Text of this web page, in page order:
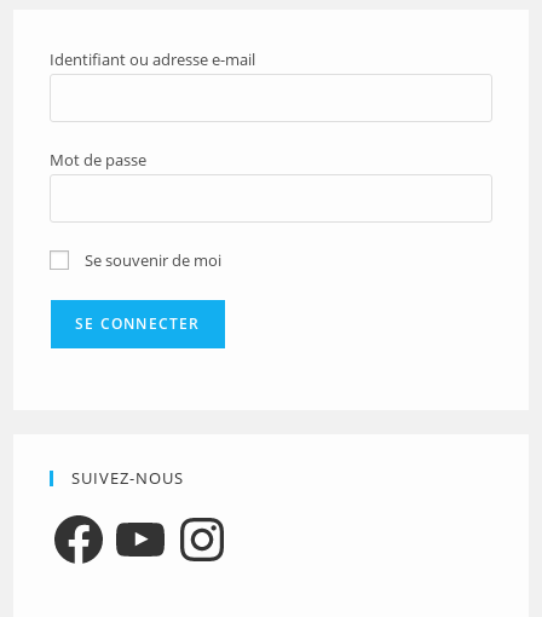
Identifiant ou adresse e-mail
Mot de passe
Se souvenir de moi
SUIVEZ-NOUS
Facebook Instagram